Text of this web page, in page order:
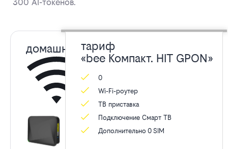
Компакт.
HIT
GPON
от
300 AI-токенов.
тариф
«bee Компакт. HIT GPON»
0
Wi-Fi-роутер
ТВ приставка
Подключение Смарт ТВ
Дополнительно 0SIM
домашний интернет
200 мбит/с